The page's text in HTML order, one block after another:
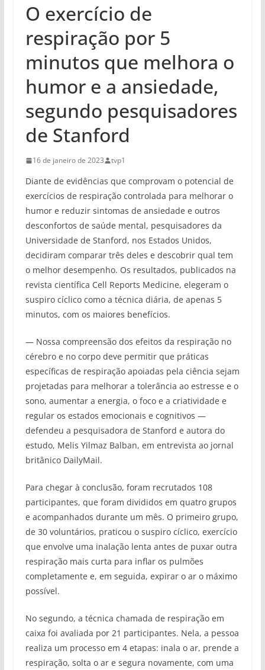
O exercício de
respiração por 5
minutos que melhora o
humor e a ansiedade,
segundo pesquisadores
de Stanford
16 de janeiro de 2023 tvp1
Diante de evidências que comprovam o potencial de
exercícios de respiração controlada para melhorar o
humor e reduzir sintomas de ansiedade e outros
desconfortos de saúde mental, pesquisadores da
Universidade de Stanford, nos Estados Unidos,
decidiram comparar três deles e descobrir qual tem
o melhor desempenho. Os resultados, publicados na
revista científica Cell Reports Medicine, elegeram o
suspiro cíclico como a técnica diária, de apenas 5
minutos, com os maiores benefícios.
— Nossa compreensão dos efeitos da respiração no
cérebro e no corpo deve permitir que práticas
específicas de respiração apoiadas pela ciência sejam
projetadas para melhorar a tolerância ao estresse e o
sono, aumentar a energia, o foco e a criatividade e
regular os estados emocionais e cognitivos —
defendeu a pesquisadora de Stanford e autora do
estudo, Melis Yilmaz Balban, em entrevista ao jornal
britânico DailyMail.
Para chegar à conclusão, foram recrutados 108
participantes, que foram divididos em quatro grupos
e acompanhados durante um mês. O primeiro grupo,
de 30 voluntários, praticou o suspiro cíclico, exercício
que envolve uma inalação lenta antes de puxar outra
respiração mais curta para inflar os pulmões
completamente e, em seguida, expirar o ar o máximo
possível.
No segundo, a técnica chamada de respiração em
caixa foi avaliada por 21 participantes. Nela, a pessoa
realiza um processo em 4 etapas: inala o ar, prende a
respiração, solta o ar e segura novamente, com uma